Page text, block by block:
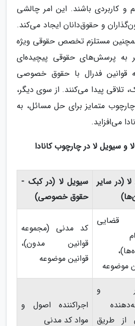
و کاربردی باشند. این امر چالشی
و حقوق‌دانان ایجاد می‌کند.
مستلزم تخصص حقوقی ویژه
به پرسش‌های حقوقی پیچیده‌ای
قوانین فدرال با حقوق خصوصی
تلاقی پیدا می‌کنند. از سوی دیگر،
چارچوب متمایز برای حل مسائل، به
می‌افزاید.
و سیویل لا در چارچوب کانادا
(در سایر
سیویل لا (در کبک -
حقوق خصوصی)
قضایی
موضوعه
کد مدنی (مجموعه
قوانین مدون)،
قوانین موضوعه
و
از طریق
اجراکننده اصول و
مواد کد مدنی